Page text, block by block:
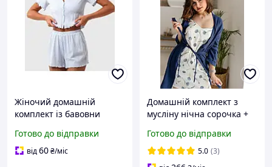
Жіночий домашній
комплект із бавовни
Блакитний M
Готово до відправки
від60₴/міс
Домашній комплект з
мусліну нічна сорочка +
Готово до відправки
5.0 (3)